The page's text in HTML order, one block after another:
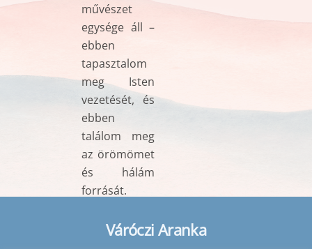
művészet
egysége áll –
ebben
tapasztalom
meg Isten
vezetését, és
ebben
találom meg
az örömömet
és hálám
forrását.
Váróczi Aranka